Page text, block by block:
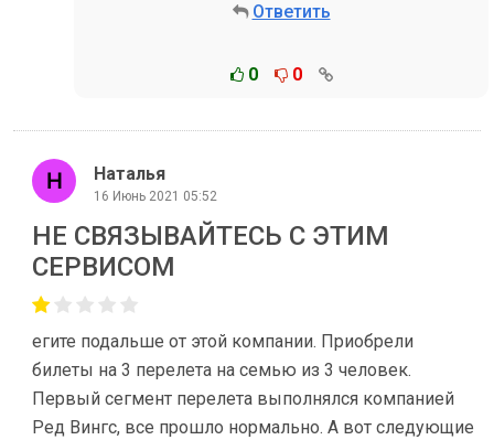
Ответить
0 0
Наталья
16 Июнь 2021 05:52
НЕ СВЯЗЫВАЙТЕСЬ С ЭТИМ
СЕРВИСОМ
егите подальше от этой компании. Приобрели
билеты на 3 перелета на семью из 3 человек.
Первый сегмент перелета выполнялся компанией
Ред Вингс, все прошло нормально. А вот следующие